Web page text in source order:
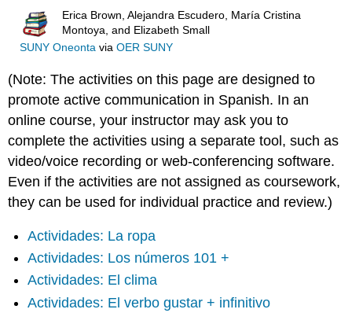
Erica Brown, Alejandra Escudero, María Cristina
Montoya, and Elizabeth Small
SUNY Oneontavia OER SUNY
(Note: The activities on this page are designed to
promote active communication in Spanish. In an
online course, your instructor may ask you to
complete the activities using a separate tool, such as
video/voice recording or web-conferencing software.
Even if the activities are not assigned as coursework,
they can be used for individual practice and review.)
Actividades: La ropa
Actividades: Los números 101 +
Actividades: El clima
Actividades: El verbo gustar + infinitivo